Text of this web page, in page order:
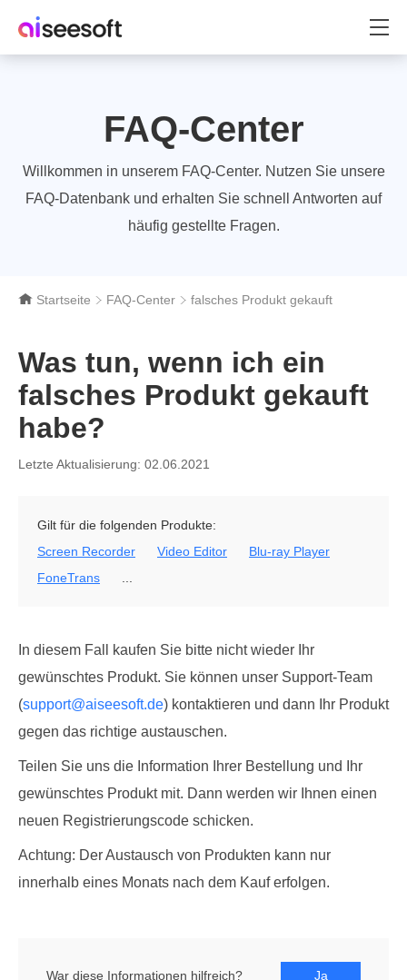
FAQ-Center
Willkommen in unserem FAQ-Center. Nutzen Sie unsere
FAQ-Datenbank und erhalten Sie schnell Antworten auf
häufig gestellte Fragen.
Startseite FAQ-Center falsches Produkt gekauft
Was tun, wenn ich ein
falsches Produkt gekauft
habe?
Letzte Aktualisierung: 02.06.2021
Gilt für die folgenden Produkte:
Screen Recorder
Video Editor
Blu-ray Player
FoneTrans
In diesem Fall kaufen Sie bitte nicht wieder Ihr
gewünschtes Produkt. Sie können unser Support-Team
(support@aiseesoft.de) kontaktieren und dann Ihr Produkt
gegen das richtige austauschen.
Teilen Sie uns die Information Ihrer Bestellung und Ihr
gewünschtes Produkt mit. Dann werden wir Ihnen einen
neuen Registrierungscode schicken.
Achtung: Der Austausch von Produkten kann nur
innerhalb eines Monats nach dem Kauf erfolgen.
War diese Informationen hilfreich?